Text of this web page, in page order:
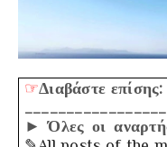
☞Διαβάστε επίσης:
► Όλες οι